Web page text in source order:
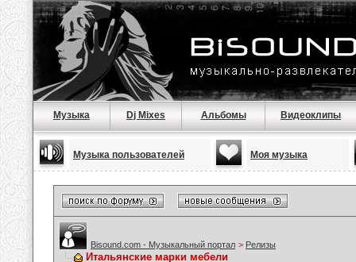
Музыка Dj Mixes Альбомы Видеоклипы
Музыка пользователей Моя музыка
Bisound.com - Музыкальный портал > Релизы
Итальянские марки мебели